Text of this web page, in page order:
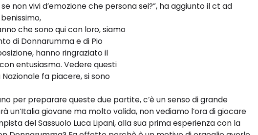
non vivi d’emozione che persona sei?”, ha aggiunto il ct ad
che sono qui con loro, siamo
di Donnarumma e di Pio
hanno ringraziato il
entusiasmo. Vedere questi
fa piacere, si sono
per preparare queste due partite, c’è un senso di grande
un’Italia giovane ma molto valida, non vediamo l’ora di giocare
del Sassuolo Luca Lipani, alla sua prima esperienza con la